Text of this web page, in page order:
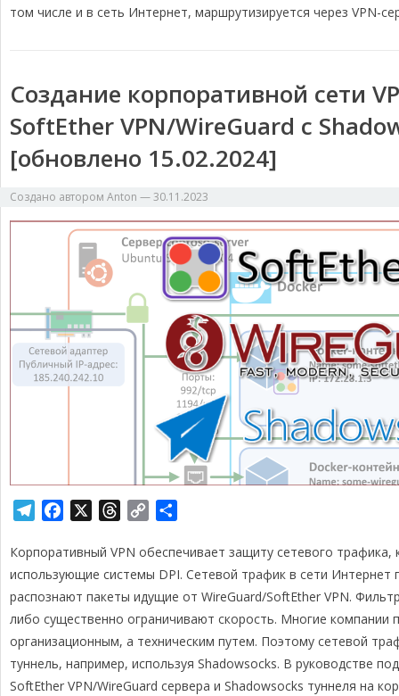
том числе и в сеть Интернет, маршрутизируется через VPN-
Создание корпоративной сети
SoftEther VPN/WireGuard с
[обновлено 15.02.2024]
Создано автором Anton —30.11.2023
l
e
g
r
a
m
c
e
b
o
o
k
r
e
a
d
s
p
y
L
i
n
k
п
р
а
в
и
т
ь
Корпоративный VPN обеспечивает защиту сетевого трафика,
использующие системы DPI. Сетевой трафик в сети
распознают пакеты идущие от WireGuard/SoftEther VPN.
либо существенно ограничивают скорость. Многие
организационным, а техническим путем. Поэтому сетевой
туннель, например, используя Shadowsocks. В руководстве
SoftEther VPN/WireGuard сервера и Shadowsocks туннеля на